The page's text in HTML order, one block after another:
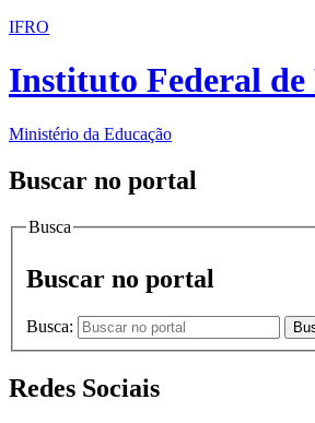
IFRO
Instituto Federal de
Ministério da Educação
Buscar no portal
Busca
Buscar no portal
Busca:
Redes Sociais